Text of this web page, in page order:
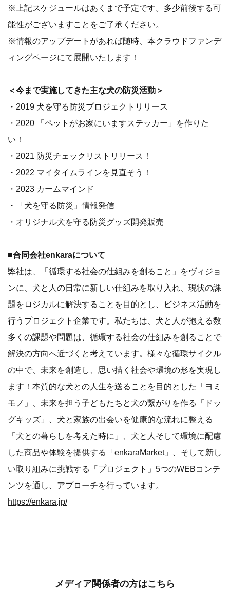
※上記スケジュールはあくまで予定です。多少前後する可
能性がございますことをご了承ください。
※情報のアップデートがあれば随時、本クラウドファンデ
ィングページにて展開いたします！
＜今まで実施してきた主な犬の防災活動＞
・2019 犬を守る防災プロジェクトリリース
・2020 「ペットがお家にいますステッカー」を作りた
い！
・2021 防災チェックリストリリース！
・2022 マイタイムラインを見直そう！
・2023 カームマインド
・「犬を守る防災」情報発信
・オリジナル犬を守る防災グッズ開発販売
■合同会社enkaraについて
弊社は、「循環する社会の仕組みを創ること」をヴィジョ
ンに、犬と人の日常に新しい仕組みを取り入れ、現状の課
題をロジカルに解決することを目的とし、ビジネス活動を
行うプロジェクト企業です。私たちは、犬と人が抱える数
多くの課題や問題は、循環する社会の仕組みを創ることで
解決の方向へ近づくと考えています。様々な循環サイクル
の中で、未来を創造し、思い描く社会や環境の形を実現し
ます！本質的な犬との人生を送ることを目的とした「ヨミ
モノ」、未来を担う子どもたちと犬の繋がりを作る「ドッ
グキッズ」、犬と家族の出会いを健康的な流れに整える
「犬との暮らしを考えた時に」、犬と人そして環境に配慮
した商品や体験を提供する「enkaraMarket」、そして新し
い取り組みに挑戦する「プロジェクト」5つのWEBコンテ
ンツを通し、アプローチを行っています。
https://enkara.jp/
メディア関係者の方はこちら